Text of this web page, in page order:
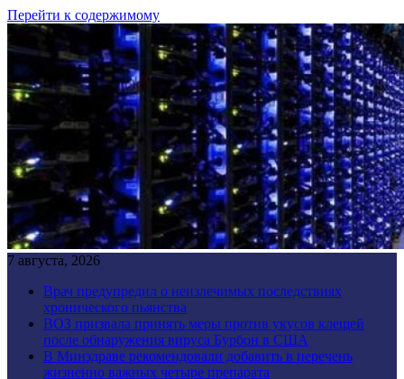
Перейти к содержимому
7 августа, 2026
Врач предупредил о неизлечимых последствиях
хронического пьянства
ВОЗ призвала принять меры против укусов клещей
после обнаружения вируса Бурбон в США
В Минздраве рекомендовали добавить в перечень
жизненно важных четыре препарата